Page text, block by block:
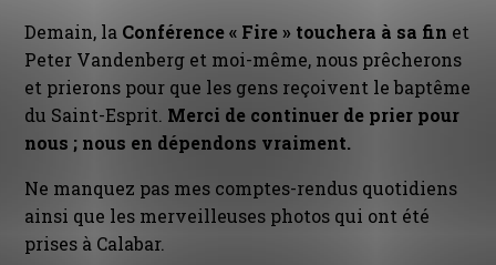
Demain, la Conférence « Fire » touchera à sa fin et
Peter Vandenberg et moi-même, nous prêcherons
et prierons pour que les gens reçoivent le baptême
du Saint-Esprit. Merci de continuer de prier pour
nous ; nous en dépendons vraiment.
Ne manquez pas mes comptes-rendus quotidiens
ainsi que les merveilleuses photos qui ont été
prises à Calabar.